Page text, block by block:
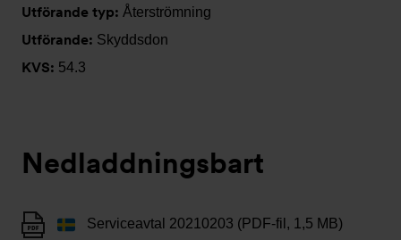
Utförande typ: Återströmning
Utförande: Skyddsdon
KVS: 54.3
Nedladdningsbart
Serviceavtal 20210203 (PDF-fil, 1,5 MB)